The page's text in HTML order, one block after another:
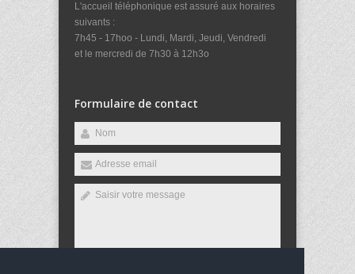
L'accueil téléphonique est assuré aux horaires
suivants :
7h45 - 17hoo - Lundi, Mardi, Jeudi, Vendredi
et le mercredi de 7h30 à 12h3o
Formulaire de contact